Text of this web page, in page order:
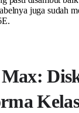
juga sudah